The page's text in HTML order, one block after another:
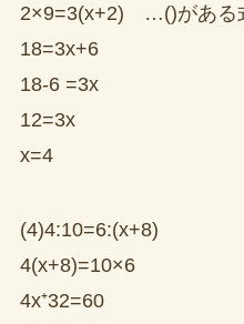
2×9=3(x+2) …()がある
18=3x+6
18-6 =3x
12=3x
x=4
(4)4:10=6:(x+8)
4(x+8)=10×6
4x⁺32=60